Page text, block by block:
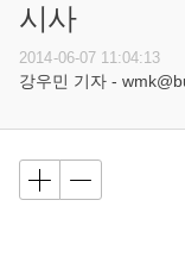
시사
2014-06-07 11:04:13
강우민 기자 -